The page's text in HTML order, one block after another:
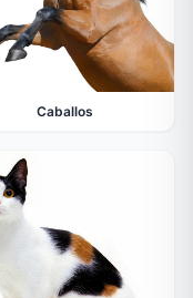
Caballos